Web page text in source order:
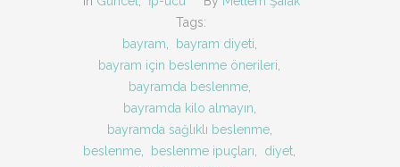
Tags:
bayram
bayram diyeti
bayram için beslenme önerileri
bayramda beslenme,
bayramda kilo almayın
bayramda sağlıklı beslenme,
beslenme
beslenme ipuçları diyet